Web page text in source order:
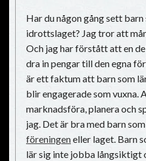
Har du någon gång sett
idrottslaget? Jag tror att
Och jag har förstått att en
dra in pengar till den egna
är ett faktum att barn som
blir engagerade som vuxna.
marknadsföra, planera och
jag. Det är bra med barn som
föreningeneller laget. Barn
lär sig inte jobba långsiktigt